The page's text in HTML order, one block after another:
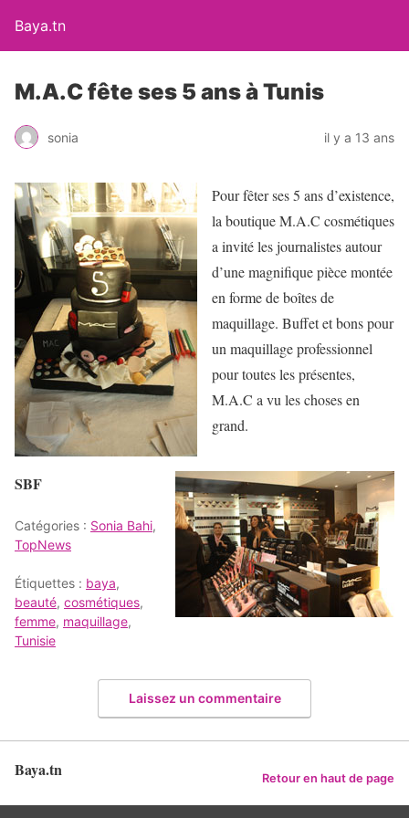
Baya.tn
M.A.C fête ses 5 ans à Tunis
sonia il y a 13 ans
Pour fêter ses 5 ans d’existence,
la boutique M.A.C cosmétiques
a invité les journalistes autour
d’une magnifique pièce montée
en forme de boîtes de
maquillage. Buffet et bons pour
un maquillage professionnel
pour toutes les présentes,
M.A.C a vu les choses en
grand.
SBF
Catégories : Sonia Bahi,
TopNews
Étiquettes : baya,
beauté, cosmétiques,
femme, maquillage,
Tunisie
Laissez un commentaire
Baya.tn Retour en haut de page